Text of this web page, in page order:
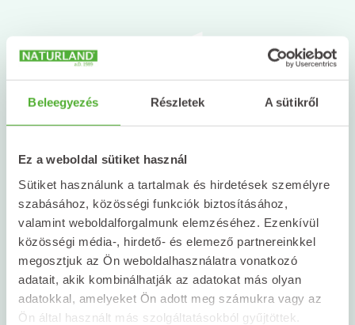
Beleegyezés Részletek A sütikről
Ez a weboldal sütiket használ
Sütiket használunk a tartalmak és hirdetések személyre
szabásához, közösségi funkciók biztosításához,
valamint weboldalforgalmunk elemzéséhez. Ezenkívül
közösségi média-, hirdető- és elemező partnereinkkel
megosztjuk az Ön weboldalhasználatra vonatkozó
adatait, akik kombinálhatják az adatokat más olyan
adatokkal, amelyeket Ön adott meg számukra vagy az
Ön által használt más szolgáltatásokból gyűjtöttek.
Naturland Magyarország
1106 Budapest, Csillagvirág u. 8.
06 1 431 2000
titkarsag@naturland.hu